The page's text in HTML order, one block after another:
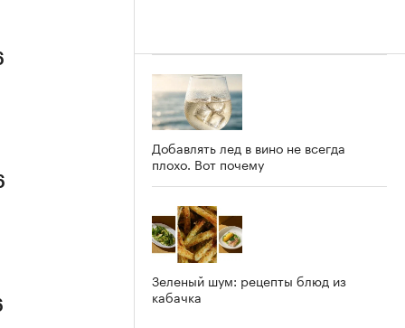
Добавлять лед в вино не всегда
плохо. Вот почему
Зеленый шум: рецепты блюд из
кабачка